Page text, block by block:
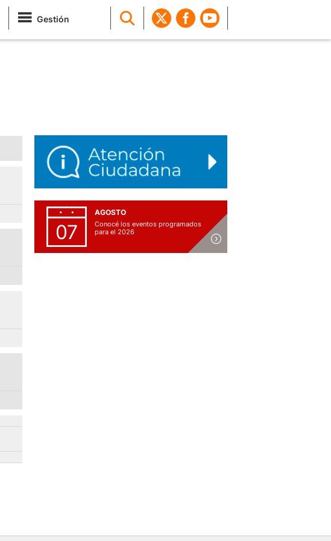
Gestión
07
AGOSTO
Conocé los eventos programados
para el 2026